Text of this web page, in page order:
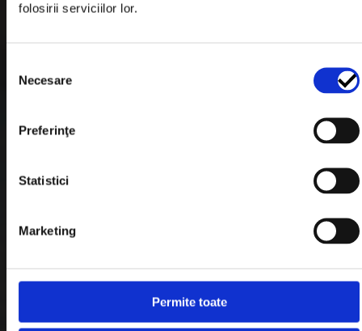
folosirii serviciilor lor.
consimțământului
Necesare
Preferinţe
Statistici
Marketing
Permite toate
Garantie si Retur
Termeni & Conditii
Politica de Confidentialitate
Link-uri rapide
Contact